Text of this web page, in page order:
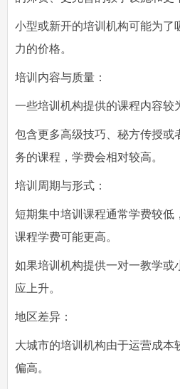
小型或新开的培训机构可能为了
力的价格。
培训内容与质量：
一些培训机构提供的课程内容较
包含更多高级技巧、秘方传授或
务的课程，学费会相对较高。
培训周期与形式：
短期集中培训课程通常学费较低
课程学费可能更高。
如果培训机构提供一对一教学或
应上升。
地区差异：
大城市的培训机构由于运营成本
偏高。